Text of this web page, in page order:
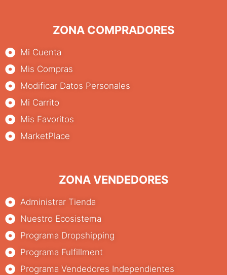
ZONA COMPRADORES
Mi Cuenta
Mis Compras
Modificar Datos Personales
Mi Carrito
Mis Favoritos
MarketPlace
ZONA VENDEDORES
Administrar Tienda
Nuestro Ecosistema
Programa Dropshipping
Programa Fulfillment
Programa Vendedores Independientes